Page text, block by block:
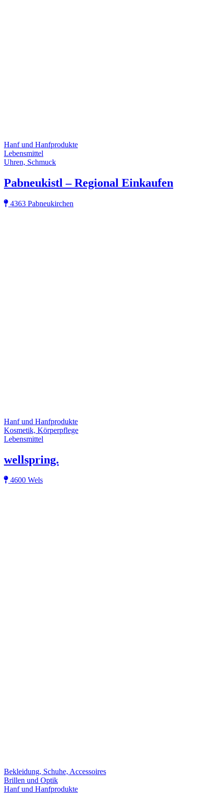
Hanf und Hanfprodukte
Lebensmittel
Uhren, Schmuck
Pabneukistl – Regional Einkaufen
4363 Pabneukirchen
Hanf und Hanfprodukte
Kosmetik, Körperpflege
Lebensmittel
wellspring.
4600 Wels
Bekleidung, Schuhe, Accessoires
Brillen und Optik
Hanf und Hanfprodukte